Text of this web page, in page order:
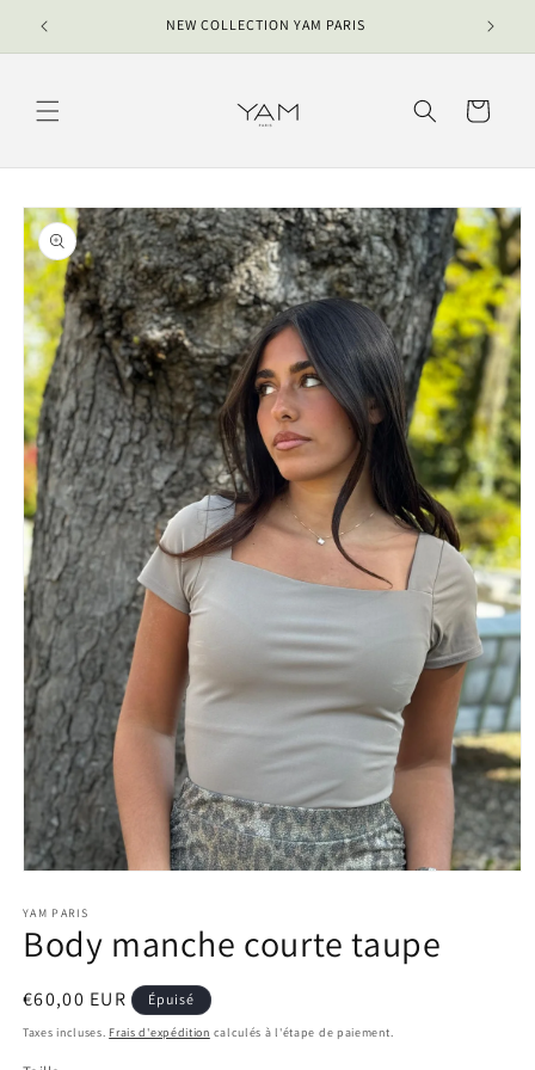
passer
NEW COLLECTION YAM PARIS
Panier
Passer aux
informations
produits
média
1
dans
modale
YAM PARIS
Body manche courte taupe
Prix
habituel
€60,00 EUR Épuisé
Taxes incluses. Frais d'expédition calculés à l'étape de paiement.